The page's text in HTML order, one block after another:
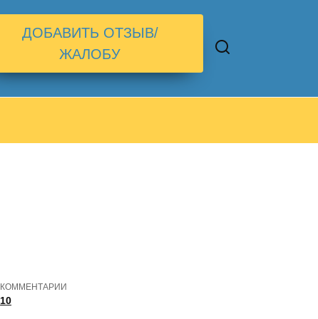
ДОБАВИТЬ ОТЗЫВ/
ЖАЛОБУ
КОММЕНТАРИИ
10